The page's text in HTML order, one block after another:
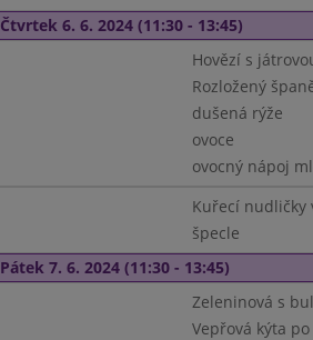
Čtvrtek 6. 6. 2024 (11:30 - 13:45)
Hovězí s
Rozložený
dušená rýže
ovoce
ovocný nápoj
Kuřecí nudličky
špecle
Pátek 7. 6. 2024 (11:30 - 13:45)
Zeleninová s
Vepřová kýta